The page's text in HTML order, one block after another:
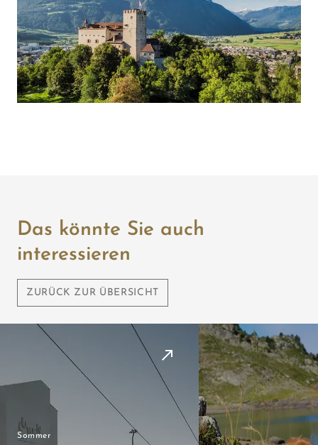
Das könnte Sie auch
interessieren
ZURÜCK ZUR ÜBERSICHT
Sommer